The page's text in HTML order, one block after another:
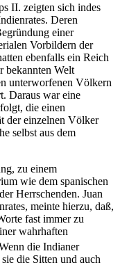
II. zeigten sich indes
Deren
einer
Vorbildern der
ebenfalls ein Reich
bekannten Welt
unterworfenen Völkern
Daraus war eine
die einen
der einzelnen Völker
selbst aus dem
zu einem
wie dem spanischen
Herrschenden. Juan
meinte hierzu, daß,
fast immer zu
wahrhaften
die Indianer
die Sitten und auch